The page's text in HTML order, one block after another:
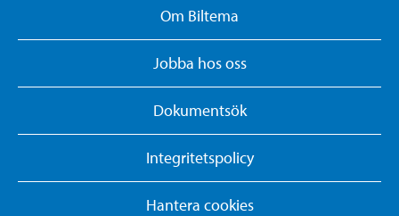
Om Biltema
Jobba hos oss
Dokumentsök
Integritetspolicy
Hantera cookies